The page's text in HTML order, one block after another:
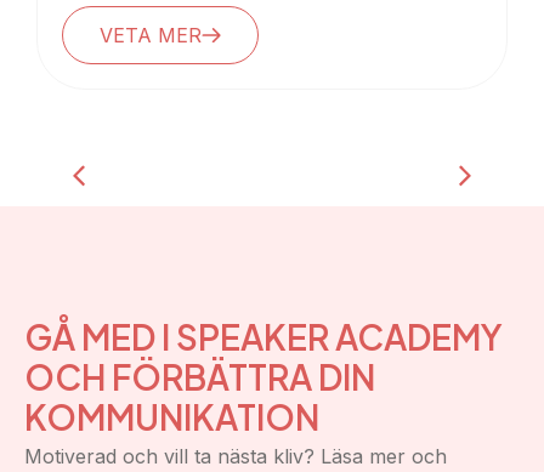
VETA MER
GÅ MED I SPEAKER ACADEMY
OCH FÖRBÄTTRA DIN
KOMMUNIKATION
Motiverad och vill ta nästa kliv? Läsa mer och